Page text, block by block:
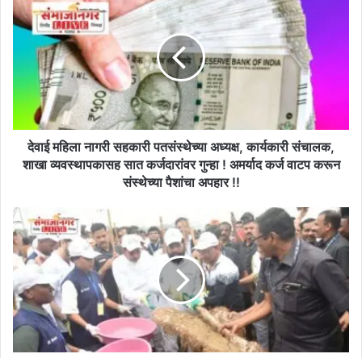
महिला
नागरी
सहकारी
पतसंस्थेच्या
अध्यक्ष,
कार्यकारी
संचालक,
शाखा
व्यवस्थापकासह
सात
!
अमर्याद
कर्ज
वाटप
करून
संस्थेच्या
पैशांचा
अपहार
देवाई महिला नागरी सहकारी पतसंस्थेच्या अध्यक्ष, कार्यकारी संचालक,
शाखा व्यवस्थापकासह सात कर्जदारांवर गुन्हा ! अमर्याद कर्ज वाटप करून
संस्थेच्या पैशांचा अपहार !!
पद्मिनी
कोल्हापुरे,
जुही
चावला,
सुबोध
भावेंचा
स्वच्छता
मोहीमेत
सहभाग